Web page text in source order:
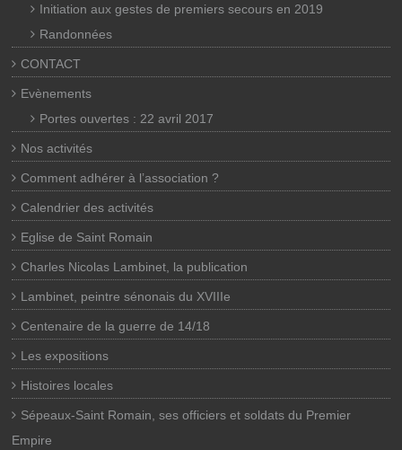
Initiation aux gestes de premiers secours en 2019
Randonnées
CONTACT
Evènements
Portes ouvertes : 22 avril 2017
Nos activités
Comment adhérer à l’association ?
Calendrier des activités
Eglise de Saint Romain
Charles Nicolas Lambinet, la publication
Lambinet, peintre sénonais du XVIIIe
Centenaire de la guerre de 14/18
Les expositions
Histoires locales
Sépeaux-Saint Romain, ses officiers et soldats du Premier
Empire